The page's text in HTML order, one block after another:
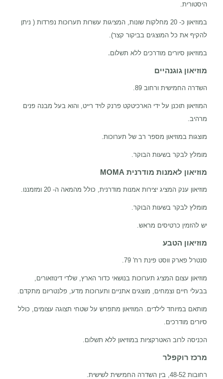
היסטורית.
במוזיאון כ- 20 מחלקות שונות, המציגות עשרות תערוכות נפרדות ( ניתן
להקיף את כל המוצגים בביקור קצר).
במוזיאון סיורים מודרכים ללא תשלום.
מוזיאון גוגנהיים
השדרה החמישית ורחוב 89.
המוזיאון תוכנן על ידי הארכיטקט פרנק לויד רייט, והוא בעל מבנה פנים
מרהיב.
מוצגות במוזיאון מספר רב של תערוכות.
מומלץ לבקר בשעות הבוקר.
מוזיאון לאמנות מודרנית MOMA
מוזיאון ענק המציג יצירות אמנות מודרנית, כולל מהמאה ה- 20 ומזמננו.
מומלץ לבקר בשעות הבוקר.
יש להזמין כרטיסים מראש.
מוזיאון הטבע
סנטרל פארק ווסט פינת רח' 79.
מוזיאון עצום המציג תערוכות בנושאי כדור הארץ, שלדי דינוזאורים,
בבעלי חיים וצמחים, מוצגים אתניים ותערוכות מדע, פלנטריום מתקדם.
מותאם במיוחד לילדים. המוזיאון מתפרש על שטחי תצוגה עצומים, כולל
סיורים מודרכים.
הכניסה לרוב האטרקציות במוזיאון ללא תשלום.
מרכז רוקפלר
רחובות 48-52, בין השדרה החמישית לשישית.